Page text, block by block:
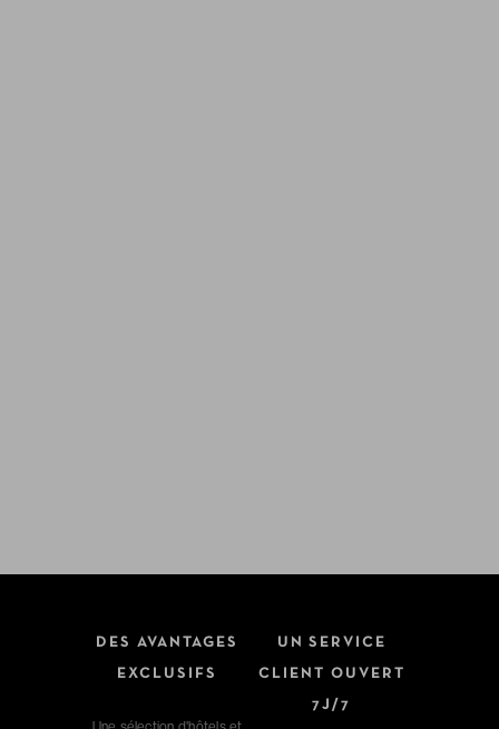
DES AVANTAGES
EXCLUSIFS
UN SERVICE
CLIENT OUVERT
7J/7